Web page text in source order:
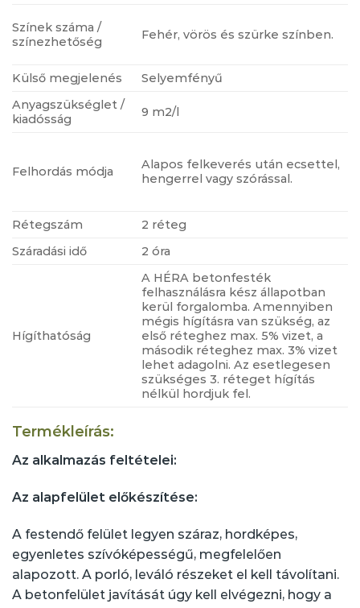
Színek száma /
színezhetőség
Fehér, vörös és szürke színben.
Külső megjelenés
Selyemfényű
Anyagszükséglet /
kiadósság
9 m2/l
Felhordás módja
Alapos felkeverés után ecsettel,
hengerrel vagy szórással.
Rétegszám
2 réteg
Száradási idő
2 óra
Hígíthatóság
A HÉRA betonfesték
felhasználásra kész állapotban
kerül forgalomba. Amennyiben
mégis hígításra van szükség, az
első réteghez max. 5% vizet, a
második réteghez max. 3% vizet
lehet adagolni. Az esetlegesen
szükséges 3. réteget hígítás
nélkül hordjuk fel.
Termékleírás:
Az alkalmazás feltételei:
Az alapfelület előkészítése:
A festendő felület legyen száraz, hordképes,
egyenletes szívóképességű, megfelelően
alapozott. A porló, leváló részeket el kell távolítani.
A betonfelület javítását úgy kell elvégezni, hogy a